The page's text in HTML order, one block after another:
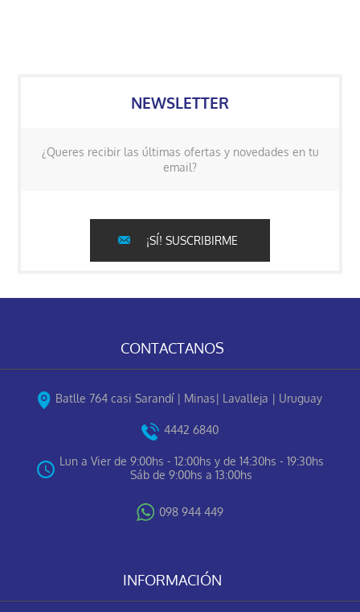
NEWSLETTER
¿Queres recibir las últimas ofertas y novedades en tu
email?
¡SÍ! SUSCRIBIRME
CONTACTANOS
Batlle 764 casi Sarandí | Minas| Lavalleja | Uruguay
4442 6840
Lun a Vier de 9:00hs - 12:00hs y de 14:30hs - 19:30hs
Sáb de 9:00hs a 13:00hs
098 944 449
INFORMACIÓN